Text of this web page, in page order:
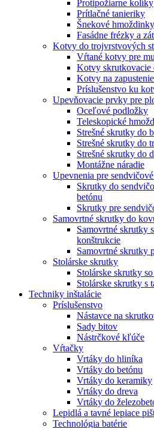
Protipožiarne kolíky
Prítlačné tanieriky
Šnekové
Fasádne frézky a
Kotvy do trojvrstvových
Vŕtané kotvy pre
Kotvy skrutkovacie
Kotvy na zapustenie
Príslušenstvo ku
Upevňovacie prvky pre
Oceľové podložky
Teleskopické
Strešné skrutky do
Strešné skrutky do
Strešné skrutky do
Montážne náradie
Upevnenia pre
Skrutky do
betónu
Skrutky pre
Samovrtné skrutky do
Samovrtné skrutky
konštrukcie
Samovrtné skrutky
Stolárske skrutky
Stolárske skrutky
Stolárske skrutky s
Techniky inštalácie
Príslušenstvo
Nástavce na
Sady bitov
Nástrčkové kľúče
Vŕtačky
Vrtáky do hliníka
Vrtáky do betónu
Vrtáky do keramiky
Vrtáky do dreva
Vrtáky do
Lepidlá a tavné lepiace
Technológia batérie